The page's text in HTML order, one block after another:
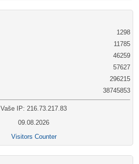
1298
11785
46259
57627
296215
38745853
Vaše IP: 216.73.217.83
09.08.2026
Visitors Counter